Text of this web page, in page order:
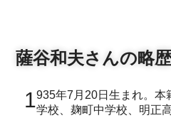
薩谷和夫さんの略歴
1935年7月20日生まれ。本籍地東京都赤坂新町。永田町小学校、麹町中学校、明正